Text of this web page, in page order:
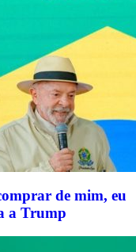
de mim, eu
a Trump